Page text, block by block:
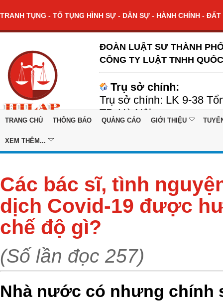
TRANH TỤNG - TỐ TỤNG HÌNH SỰ - DÂN SỰ - HÀNH CHÍNH -
ĐOÀN LUẬT SƯ THÀNH
CÔNG TY LUẬT TNHH
Trụ sở chính:
Trụ sở chính: LK 9-38
TP. Hà Nội
TRANG CHỦ THÔNG BÁO QUẢNG CÁO GIỚI THIỆU
XEM THÊM...
Các bác sĩ, tình
dịch Covid-19 được
chế độ gì?
(Số lần đọc 257)
Nhà nước có nhưng chính